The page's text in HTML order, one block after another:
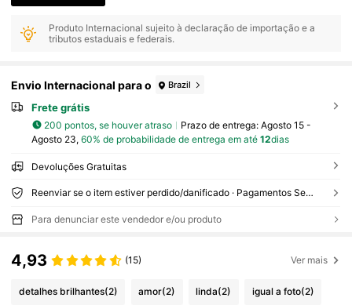
Produto Internacional sujeito à declaração de importação e a
tributos estaduais e federais.
Envio Internacional para o Brazil
Frete grátis
200 pontos, se houver atraso Prazo de entrega: Agosto 15 -
Agosto 23, 60% de probabilidade de entrega em até 12dias
Devoluções Gratuitas
Reenviar se o item estiver perdido/danificado · Pagamentos Seguros · Proteção de privacidade
Para denunciar este vendedor e/ou produto
4,93 (15) Ver mais
detalhes brilhantes(2) amor(2) linda(2) igual a foto(2)